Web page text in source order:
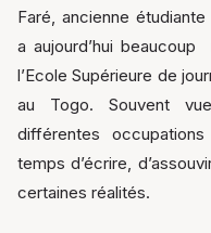
Faré, ancienne
a aujourd’hui
l’Ecole Supérieure de
au Togo. Souvent
différentes
temps d’écrire,
certaines réalités.